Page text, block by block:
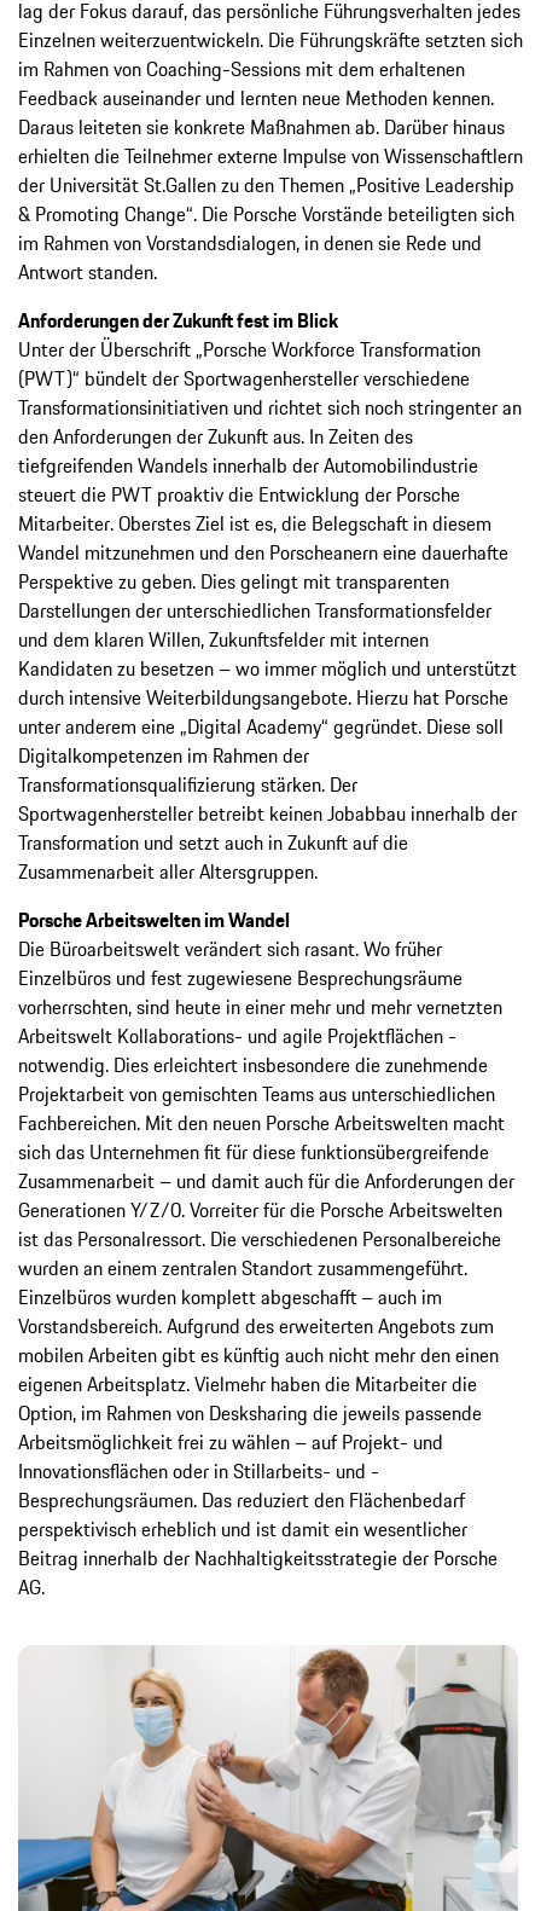
lag der Fokus darauf, das persönliche Führungsverhalten jedes
Einzelnen weiterzuentwickeln. Die Führungskräfte setzten sich
im Rahmen von Coaching-Sessions mit dem erhaltenen
Feedback auseinander und lernten neue Methoden kennen.
Daraus leiteten sie konkrete Maßnahmen ab. Darüber hinaus
erhielten die Teilnehmer externe Impulse von Wissenschaftlern
der Universität St.Gallen zu den Themen „Positive Leadership
& Promoting Change“. Die Porsche Vorstände betei­ligten sich
im Rahmen von Vorstandsdialogen, in ­denen sie Rede und
Antwort standen.
Anforderungen der Zukunft fest im Blick
Unter der Überschrift „Porsche Workforce Transformation
(PWT)“ bündelt der Sportwagenhersteller verschiedene
Transformationsinitiativen und richtet sich noch stringenter an
den Anforderungen der Zukunft aus. In ­Zeiten des
tiefgreifenden Wandels innerhalb der Automobilindustrie
steuert die PWT proaktiv die Entwicklung der Porsche
Mitarbeiter. Oberstes Ziel ist es, die Belegschaft in diesem
Wandel mitzunehmen und den ­Porscheanern eine dauerhafte
Perspektive zu geben. Dies gelingt mit transparenten
Darstellungen der unterschiedlichen Transforma­tionsfelder
und dem klaren Willen, Zukunftsfelder mit internen
Kandidaten zu besetzen – wo immer möglich und unterstützt
durch intensive ­Weiterbildungsangebote. Hierzu hat Porsche
unter anderem eine „Digital Academy“ gegründet. Diese soll
Digitalkompetenzen im Rahmen der
Transformationsqualifizierung stärken. Der
Sportwagenhersteller betreibt keinen Job­abbau innerhalb der
Transformation und setzt auch in Zukunft auf die
Zusammenarbeit aller Altersgruppen.
Porsche Arbeitswelten im Wandel
Die Büroarbeitswelt verändert sich rasant. Wo früher
Einzelbüros und fest zugewiesene Besprechungsräume
vorherrschten, sind heute in einer mehr und mehr vernetzten
Arbeitswelt Kollaborations- und agile Projektflächen ­
notwendig. Dies erleichtert insbesondere die zunehmende
Projektarbeit von gemischten Teams aus unterschiedlichen
Fachbereichen. Mit den neuen Porsche Arbeitswelten macht
sich das Unternehmen fit für diese funktionsübergreifende
Zusammenarbeit – und damit auch für die Anforderungen der
Generationen Y/Z/0. Vorreiter für die Porsche Arbeitswelten
ist das Personalressort. Die verschiedenen Personalbereiche
wurden an einem zentralen Standort zusammengeführt.
Einzelbüros wurden komplett abgeschafft – auch im
Vorstandsbereich. Aufgrund des erweiterten Angebots zum
mobilen Arbeiten gibt es künftig auch nicht mehr den einen
eigenen Arbeitsplatz. Vielmehr haben die Mitarbeiter die
Option, im Rahmen von Desksharing die jeweils passende
Arbeits­möglichkeit frei zu wählen – auf Projekt- und
Innovationsflächen oder in Stillarbeits- und ­
Besprechungsräumen. Das reduziert den ­Flächenbedarf
perspektivisch erheblich und ist damit ein wesentlicher
Beitrag innerhalb der Nachhaltigkeitsstrategie der Porsche
AG.